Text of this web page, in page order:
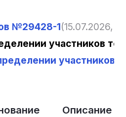
№29428-1(15.07.2026,
участников
участников
Описание